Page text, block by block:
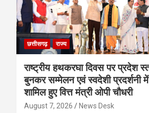
छत्तीसगढ़ राज्य
राष्ट्रीय हथकरघा दिवस पर प्रदेश
बुनकर सम्मेलन एवं स्वदेशी प्रदर्शनी में
शामिल हुए वित्त मंत्री ओपी चौधरी
August 7, 2026 News Desk